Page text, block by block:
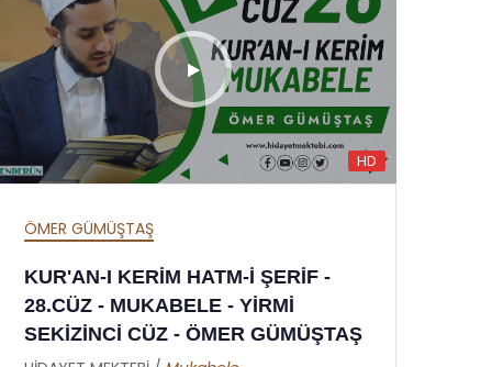
HD
ÖMER GÜMÜŞTAŞ
KUR'AN-I KERİM HATM-İ ŞERİF -
27.CÜZ - MUKABELE - YİRMİ
YEDİNCİ CÜZ - ÖMER GÜMÜŞTAŞ